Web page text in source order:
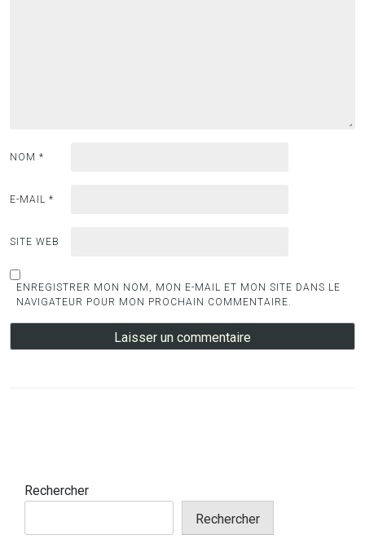
NOM *
E-MAIL *
SITE WEB
ENREGISTRER MON NOM, MON E-MAIL ET MON SITE DANS LE
NAVIGATEUR POUR MON PROCHAIN COMMENTAIRE.
Rechercher
Rechercher